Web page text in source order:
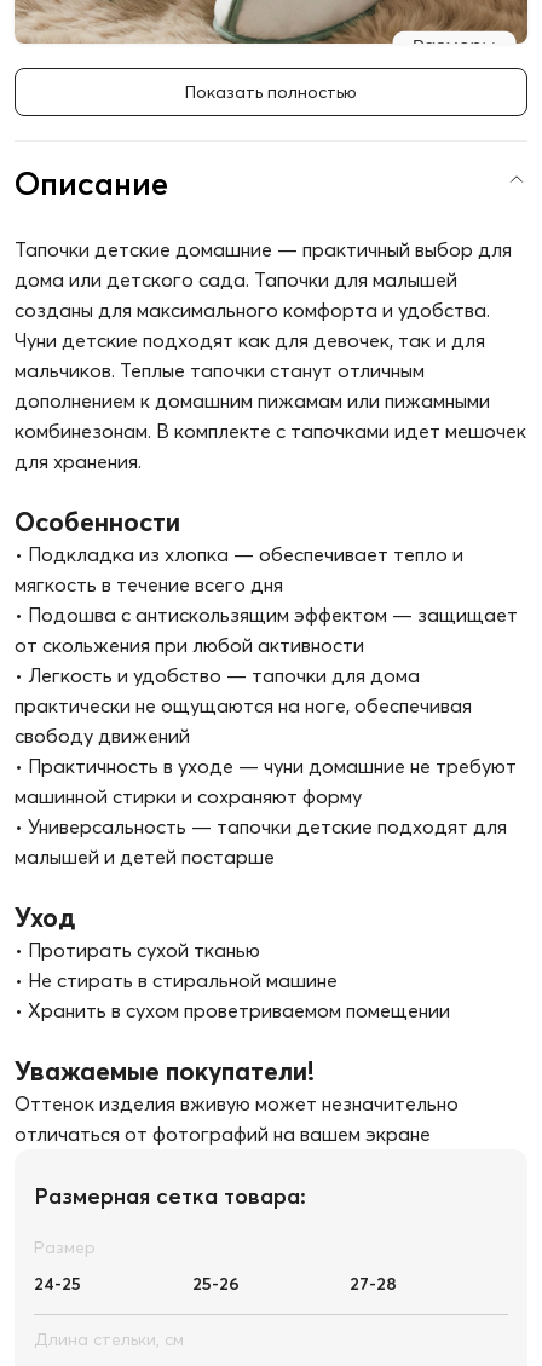
Показать полностью
Описание
Характеристики
Возраст
2.5+
Материалы
Верх - хлопок. Подкладка -
хлопок. Подошва - полиэстер,
ПВХ
Вид застежки
Срок службы
не установлен
Гарантийный срок
30 дней
Размеры в упаковке, см
22х19х8
Полнота
средняя
Метод крепления
подошвы
Вес (в упаковке), кг
0.090
Вес (без упаковки), кг
Сертификат
Рекомендуемые товары